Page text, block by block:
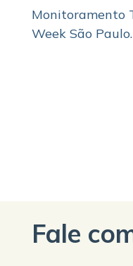
Monitoramento
Week São Paulo.
Fale